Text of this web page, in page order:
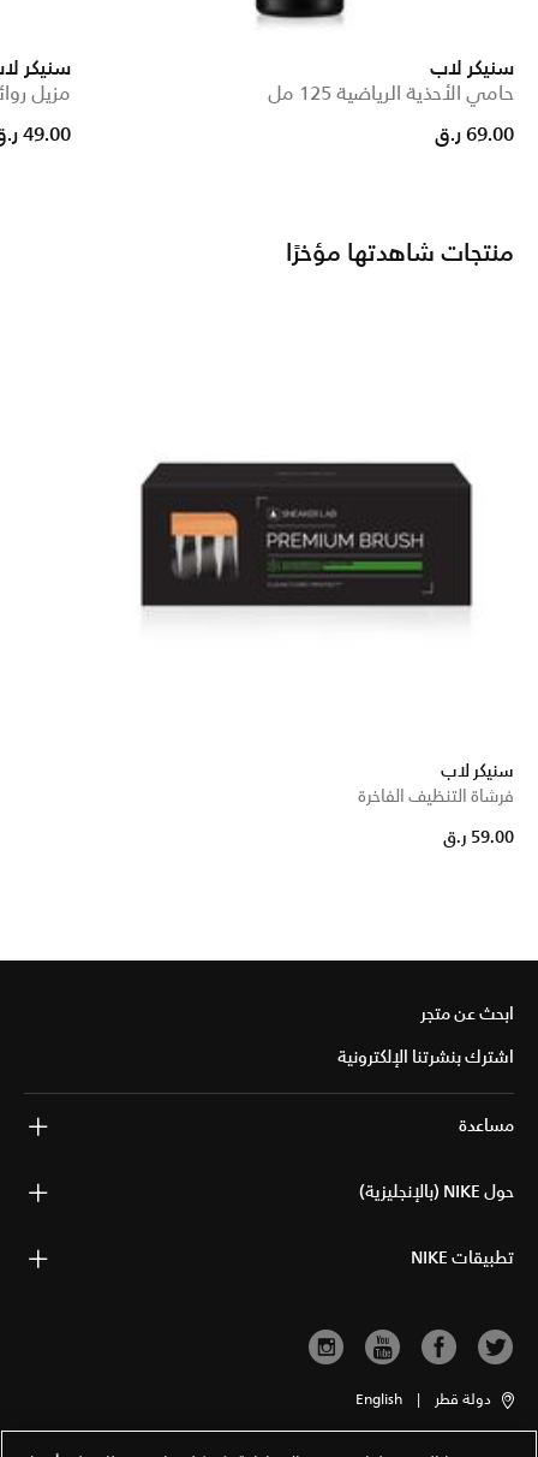
سنيكر لاب
حامي الأحذية الرياضية 125 مل
69.00 ر.ق
سنيكر
مزيل
49.00 ر.ق
منتجات شاهدتها مؤخرًا
سنيكر لاب
فرشاة التنظيف الفاخرة
59.00 ر.ق
ابحث عن متجر
اشترك بنشرتنا الإلكترونية
مساعدة
حول NIKE (بالإنجليزية)
تطبيقات NIKE
دولة قطر |
English